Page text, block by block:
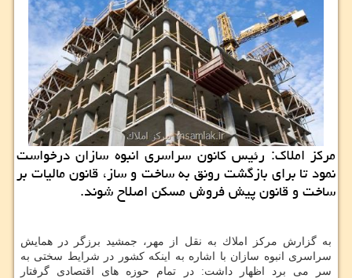
مركز املاك: رئیس كانون سراسری انبوه سازان درخواست
نمود تا برای بازگشت رونق به ساخت و ساز، قانون مالیات بر
ساخت و قانون پیش فروش مسكن اصلاح شوند.
به گزارش مركز املاك به نقل از مهر، جمشید برزگر در همایش
سراسری انبوه سازان با اشاره به اینكه كشور در شرایط سختی به
سر می برد اظهار داشت: در تمام حوزه های اقتصادی گرفتار